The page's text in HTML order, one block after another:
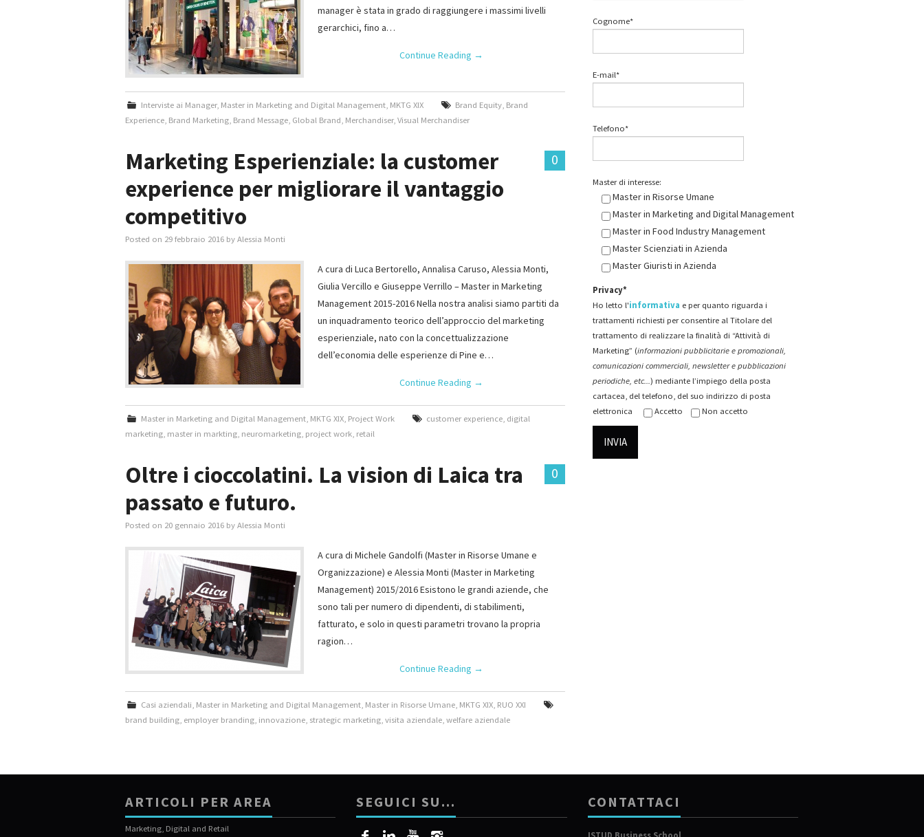
manager è stata in grado di raggiungere i massimi livelli
gerarchici, fino a…
Continue Reading →
Interviste ai Manager, Master in Marketing and Digital Management, MKTG XIX Brand Equity, Brand
Experience, Brand Marketing, Brand Message, Global Brand, Merchandiser, Visual Merchandiser
0
Marketing Esperienziale: la customer
experience per migliorare il vantaggio
competitivo
Posted on 29 febbraio 2016 by Alessia Monti
A cura di Luca Bertorello, Annalisa Caruso, Alessia Monti,
Giulia Vercillo e Giuseppe Verrillo – Master in Marketing
Management 2015-2016 Nella nostra analisi siamo partiti da
un inquadramento teorico dell’approccio del marketing
esperienziale, nato con la concettualizzazione
dell’economia delle esperienze di Pine e…
Continue Reading →
Master in Marketing and Digital Management, MKTG XIX, Project Work customer experience, digital
marketing, master in markting, neuromarketing, project work, retail
0
Oltre i cioccolatini. La vision di Laica tra
passato e futuro.
Posted on 20 gennaio 2016 by Alessia Monti
A cura di Michele Gandolfi (Master in Risorse Umane e
Organizzazione) e Alessia Monti (Master in Marketing
Management) 2015/2016 Esistono le grandi aziende, che
sono tali per numero di dipendenti, di stabilimenti,
fatturato, e solo in questi parametri trovano la propria
ragion…
Continue Reading →
Casi aziendali, Master in Marketing and Digital Management, Master in Risorse Umane, MKTG XIX, RUO XXI
brand building, employer branding, innovazione, strategic marketing, visita aziendale, welfare aziendale
Cognome*
E-mail*
Telefono*
Master di interesse:
Master in Risorse Umane
Master in Marketing and Digital Management
Master in Food Industry Management
Master Scienziati in Azienda
Master Giuristi in Azienda
Privacy*
Ho letto l'informativa e per quanto riguarda i
trattamenti richiesti per consentire al Titolare del
trattamento di realizzare la finalità di “Attività di
Marketing” (informazioni pubblicitarie e promozionali,
comunicazioni commerciali, newsletter e pubblicazioni
periodiche, etc...) mediante l’impiego della posta
cartacea, del telefono, del suo indirizzo di posta
elettronica
Accetto Non accetto
ARTICOLI PER AREA
Marketing, Digital and Retail
SEGUICI SU… CONTATTACI